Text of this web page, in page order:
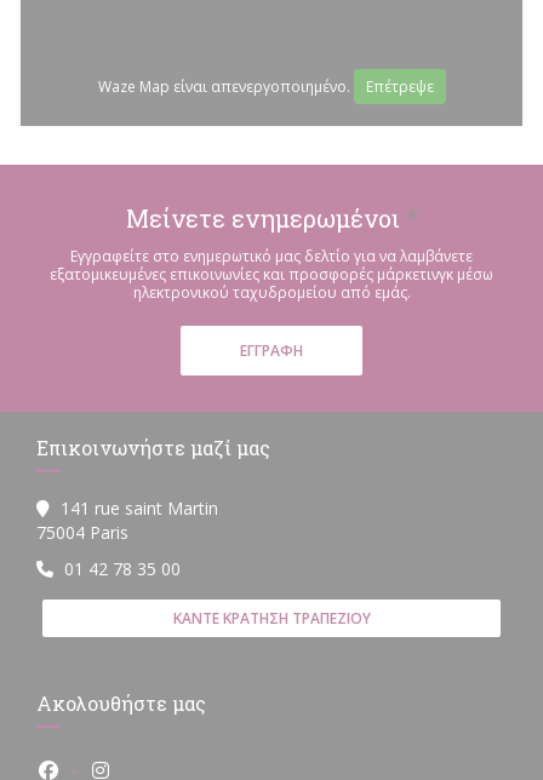
Waze Map είναι απενεργοποιημένο. Επέτρεψε
Μείνετε ενημερωμένοι *
Εγγραφείτε στο ενημερωτικό μας δελτίο για να λαμβάνετε
εξατομικευμένες επικοινωνίες και προσφορές μάρκετινγκ μέσω
ηλεκτρονικού ταχυδρομείου από εμάς.
ΕΓΓΡΑΦΉ
Επικοινωνήστε μαζί μας
141 rue saint Martin
75004 Paris
01 42 78 35 00
ΚΆΝΤΕ ΚΡΆΤΗΣΗ ΤΡΑΠΕΖΙΟΎ
Ακολουθήστε μας